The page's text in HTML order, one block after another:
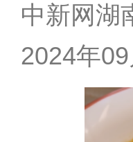
中新网湖
2024年